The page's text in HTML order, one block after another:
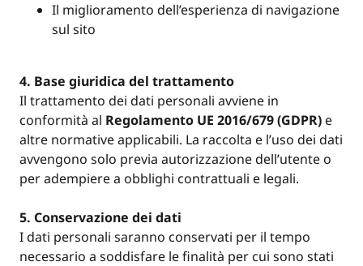
Il miglioramento dell’esperienza di navigazione
sul sito
4. Base giuridica del trattamento
Il trattamento dei dati personali avviene in
conformità al Regolamento UE 2016/679 (GDPR) e
altre normative applicabili. La raccolta e l’uso dei dati
avvengono solo previa autorizzazione dell’utente o
per adempiere a obblighi contrattuali e legali.
5. Conservazione dei dati
I dati personali saranno conservati per il tempo
necessario a soddisfare le finalità per cui sono stati